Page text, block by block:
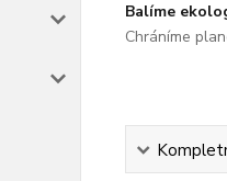
Balíme
Chráníme